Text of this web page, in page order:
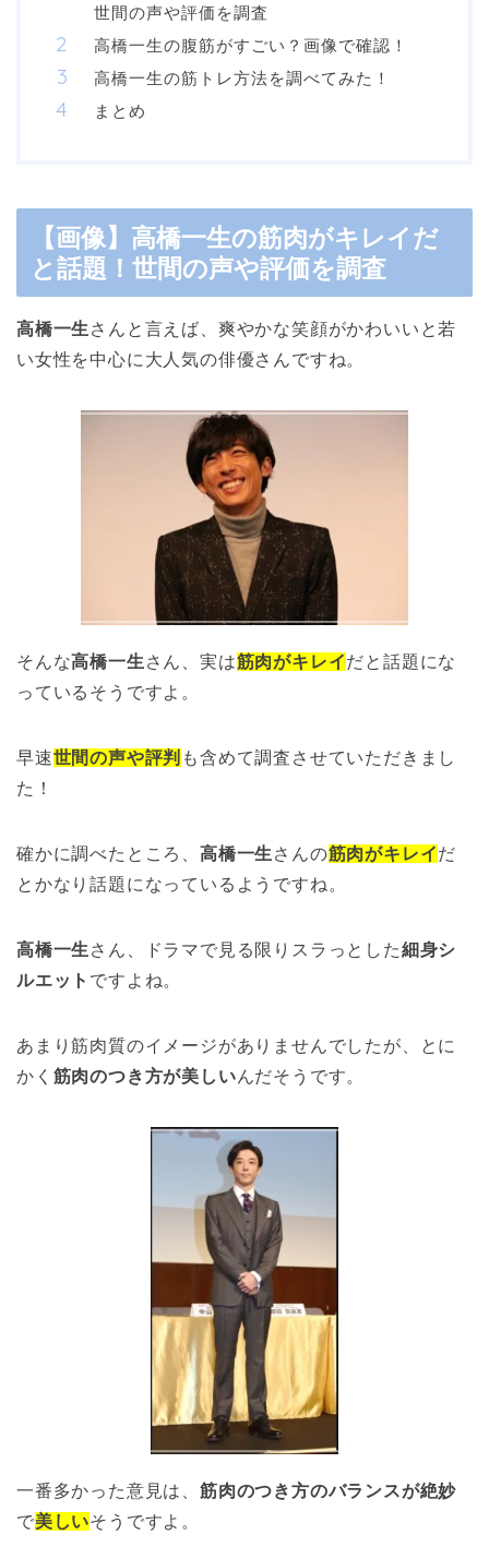
世間の声や評価を調査
高橋一生の腹筋がすごい？画像で確認！
高橋一生の筋トレ方法を調べてみた！
まとめ
【画像】高橋一生の筋肉がキレイだ
と話題！世間の声や評価を調査
高橋一生 さんと言えば、爽やかな笑顔がかわいいと若
い女性を中心に大人気の俳優さんですね。
そんな高橋一生 さん、実は筋肉がキレイだと話題にな
っているそうですよ。
早速世間の声や評判 も含めて調査させていただきまし
た！
確かに調べたところ、 高橋一生 さんの筋肉がキレイだ
とかなり話題になっているようですね。
高橋一生 さん、ドラマで見る限りスラっとした細身シ
ルエット ですよね。
あまり筋肉質のイメージがありませんでしたが、とに
かく 筋肉のつき方が美しいんだそうです。
一番多かった意見は、 筋肉のつき方のバランスが絶妙
で美しいそうですよ。